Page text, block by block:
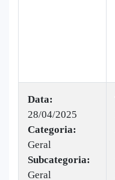
Data:
28/04/2025
Categoria:
Geral
Subcategoria:
Geral